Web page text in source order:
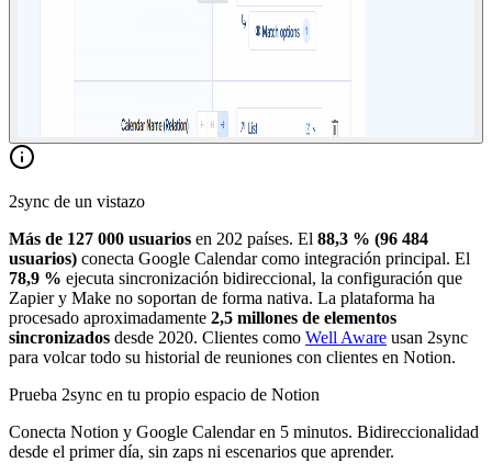
2sync de un vistazo
Más de 127 000 usuarios en 202 países. El 88,3 % (96 484
usuarios) conecta Google Calendar como integración principal. El
78,9 % ejecuta sincronización bidireccional, la configuración que
Zapier y Make no soportan de forma nativa. La plataforma ha
procesado aproximadamente 2,5 millones de elementos
sincronizados desde 2020. Clientes como Well Aware usan 2sync
para volcar todo su historial de reuniones con clientes en Notion.
Prueba 2sync en tu propio espacio de Notion
Conecta Notion y Google Calendar en 5 minutos. Bidireccionalidad
desde el primer día, sin zaps ni escenarios que aprender.